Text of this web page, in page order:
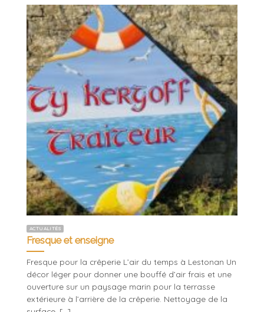
ACTUALITÉS
Fresque et enseigne
Fresque pour la crêperie L’air du temps à Lestonan Un
décor léger pour donner une bouffé d’air frais et une
ouverture sur un paysage marin pour la terrasse
extérieure à l’arrière de la crêperie. Nettoyage de la